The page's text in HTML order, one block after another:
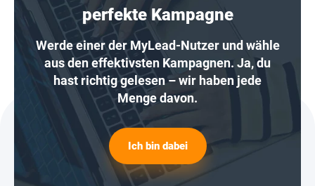
perfekte Kampagne
Werde einer der MyLead-Nutzer und wähle
aus den effektivsten Kampagnen. Ja, du
hast richtig gelesen – wir haben jede
Menge davon.
Ich bin dabei